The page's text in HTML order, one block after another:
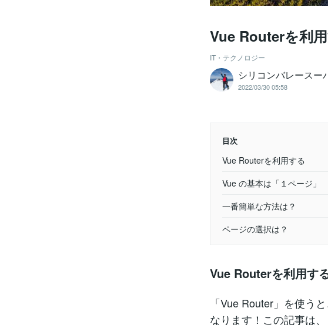
Vue Routerを利
IT・テクノロジー
シリコンバレースー
2022/03/30 05:58
目次
Vue Routerを利用する
Vue の基本は「１ページ」
一番簡単な方法は？
ページの選択は？
Vue Routerを利用す
「Vue Router」を使う
なります！この記事は